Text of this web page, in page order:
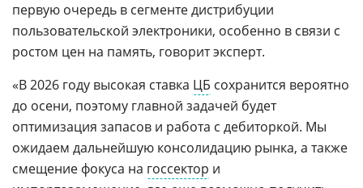
первую очередь в сегменте дистрибуции
пользовательской электроники, особенно в связи с
ростом цен на память, говорит эксперт.
«В 2026 году высокая ставка ЦБ сохранится вероятно
до осени, поэтому главной задачей будет
оптимизация запасов и работа с дебиторкой. Мы
ожидаем дальнейшую консолидацию рынка, а также
смещение фокуса на госсектор и